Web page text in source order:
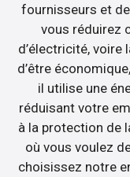
fournisseurs et
vous réduirez
d’électricité, voire
d’être
il utilise une
réduisant votre
à la protection de
où vous voulez
choisissez notre